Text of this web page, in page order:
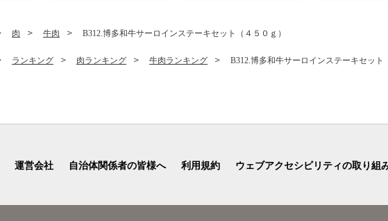
肉 牛肉 B312.博多和牛サーロインステーキセット（４５０ｇ）
ランキング 肉ランキング 牛肉ランキング B312.博多和牛サーロインステーキセット
運営会社 自治体関係者の皆様へ 利用規約 ウェブアクセシビリティの取り組